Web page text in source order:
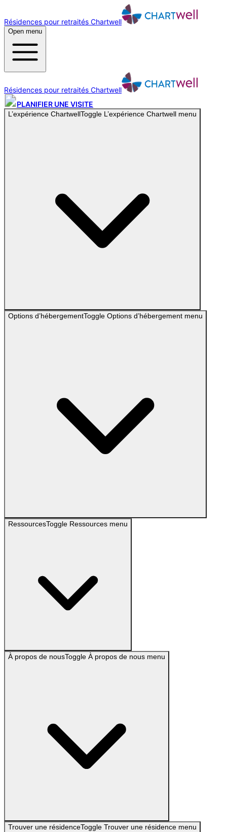
Résidences pour retraités Chartwell
Open menu
Résidences pour retraités Chartwell
PLANIFIER UNE VISITE
L’expérience ChartwellToggle L’expérience Chartwell menu
Options d’hébergementToggle Options d’hébergement menu
RessourcesToggle Ressources menu
À propos de nousToggle À propos de nous menu
Trouver une résidenceToggle Trouver une résidence menu